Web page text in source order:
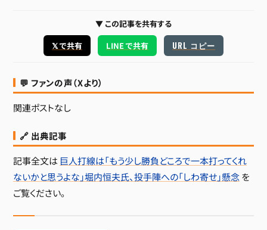
▼ この記事を共有する
𝕏 で共有
LINE で共有 URL コピー
💬 ファンの声（Xより）
関連ポストなし
🔗 出典記事
記事全文は 巨人打線は「もう少し勝負どころで一本打ってくれ
ないかと思うよな」堀内恒夫氏、投手陣への「しわ寄せ」懸念を
ご覧ください。